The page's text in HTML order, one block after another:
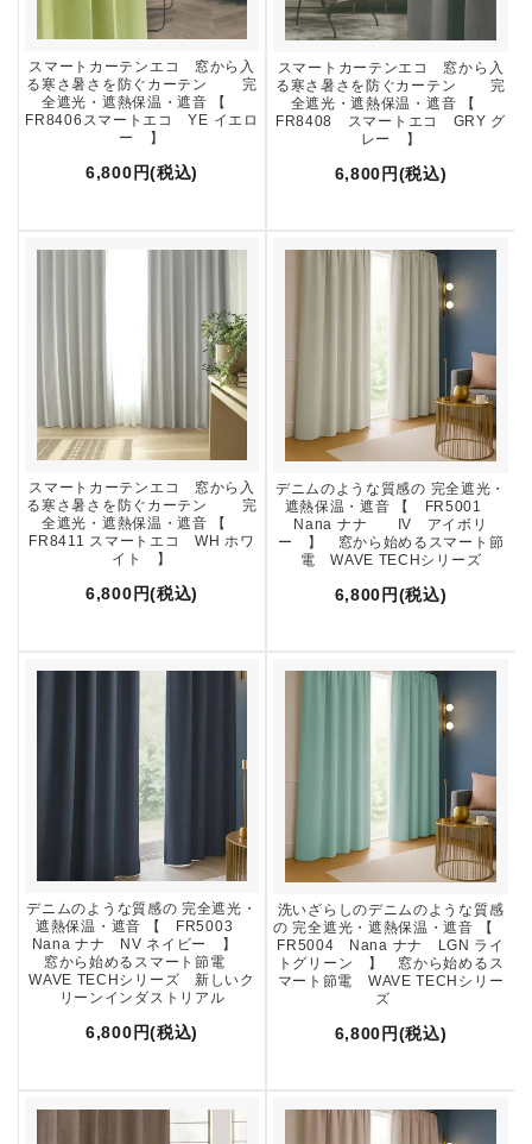
スマートカーテンエコ 窓から入
る寒さ暑さを防ぐカーテン 完
全遮光・遮熱保温・遮音 【
FR8406スマートエコ YE イエロ
ー 】
6,800円(税込)
スマートカーテンエコ 窓から入
る寒さ暑さを防ぐカーテン 完
全遮光・遮熱保温・遮音 【
FR8408 スマートエコ GRY グ
レー 】
6,800円(税込)
スマートカーテンエコ 窓から入
る寒さ暑さを防ぐカーテン 完
全遮光・遮熱保温・遮音 【
FR8411 スマートエコ WH ホワ
イト 】
6,800円(税込)
デニムのような質感の 完全遮光・
遮熱保温・遮音 【 FR5001
Nana ナナ IV アイボリ
ー 】 窓から始めるスマート節
電 WAVE TECHシリーズ
6,800円(税込)
デニムのような質感の 完全遮光・
遮熱保温・遮音 【 FR5003
Nana ナナ NV ネイビー 】
窓から始めるスマート節電
WAVE TECHシリーズ 新しいク
リーンインダストリアル
6,800円(税込)
洗いざらしのデニムのような質感
の 完全遮光・遮熱保温・遮音 【
FR5004 Nana ナナ LGN ライ
トグリーン 】 窓から始めるス
マート節電 WAVE TECHシリー
ズ
6,800円(税込)